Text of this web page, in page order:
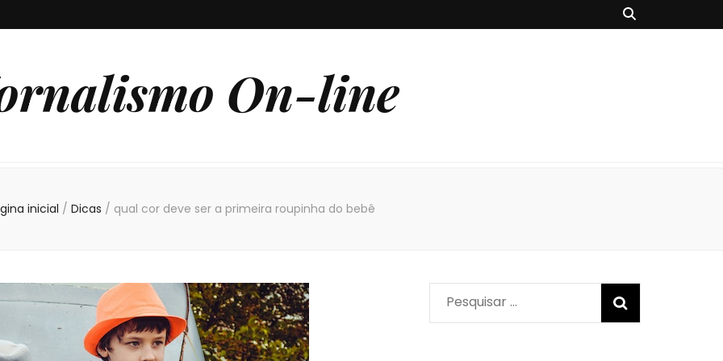
On-line
inicial / Dicas / qual cor deve ser a primeira roupinha do bebê
Pesquisar
por: